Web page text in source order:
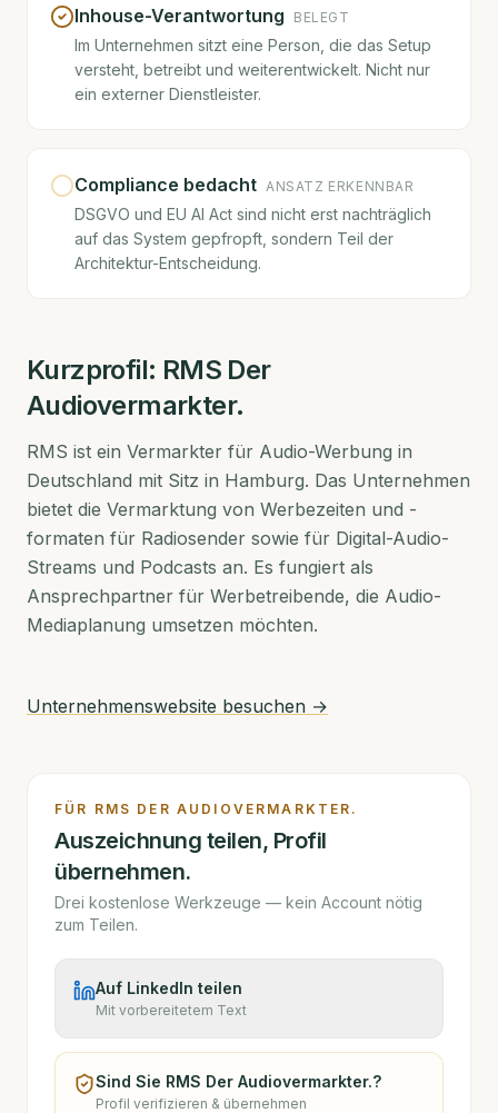
Inhouse-Verantwortung BELEGT
Im Unternehmen sitzt eine Person, die das Setup
versteht, betreibt und weiterentwickelt. Nicht nur
ein externer Dienstleister.
Compliance bedacht ANSATZ ERKENNBAR
DSGVO und EU AI Act sind nicht erst nachträglich
auf das System gepfropft, sondern Teil der
Architektur-Entscheidung.
Kurzprofil: RMS Der
Audiovermarkter.
RMS ist ein Vermarkter für Audio-Werbung in
Deutschland mit Sitz in Hamburg. Das Unternehmen
bietet die Vermarktung von Werbezeiten und -
formaten für Radiosender sowie für Digital-Audio-
Streams und Podcasts an. Es fungiert als
Ansprechpartner für Werbetreibende, die Audio-
Mediaplanung umsetzen möchten.
Unternehmenswebsite besuchen →
FÜR RMS DER AUDIOVERMARKTER.
Auszeichnung teilen, Profil
übernehmen.
Drei kostenlose Werkzeuge — kein Account nötig
zum Teilen.
Auf LinkedIn teilen
Mit vorbereitetem Text
Sind Sie RMS Der Audiovermarkter.?
Profil verifizieren & übernehmen